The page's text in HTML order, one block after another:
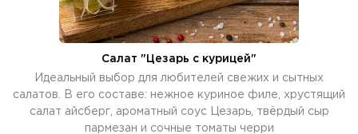
Салат "Цезарь с курицей"
Идеальный выбор для любителей свежих и сытных
салатов. В его составе: нежное куриное филе, хрустящий
салат айсберг, ароматный соус Цезарь, твёрдый сыр
пармезан и сочные томаты черри